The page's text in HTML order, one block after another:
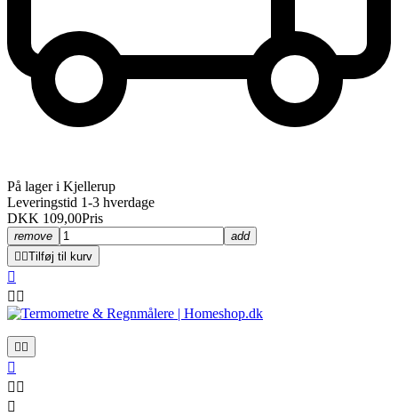
På lager i Kjellerup
Leveringstid 1-3 hverdage
DKK 109,00Pris
remove
add
 Tilføj til kurv

 
 

 
